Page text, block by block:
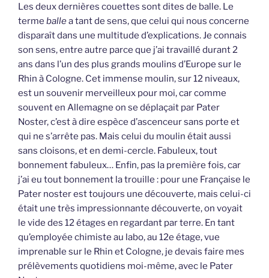
Les deux dernières couettes sont dites de balle. Le
terme ballea tant de sens, que celui qui nous concerne
disparaît dans une multitude d’explications. Je connais
son sens, entre autre parce que j’ai travaillé durant 2
ans dans l’un des plus grands moulins d’Europe sur le
Rhin à Cologne. Cet immense moulin, sur 12 niveaux,
est un souvenir merveilleux pour moi, car comme
souvent en Allemagne on se déplaçait par Pater
Noster, c’est à dire espèce d’ascenceur sans porte et
qui ne s’arrête pas. Mais celui du moulin était aussi
sans cloisons, et en demi-cercle. Fabuleux, tout
bonnement fabuleux… Enfin, pas la première fois, car
j’ai eu tout bonnement la trouille : pour une Française le
Pater noster est toujours une découverte, mais celui-ci
était une très impressionnante découverte, on voyait
le vide des 12 étages en regardant par terre. En tant
qu’employée chimiste au labo, au 12e étage, vue
imprenable sur le Rhin et Cologne, je devais faire mes
prélèvements quotidiens moi-même, avec le Pater